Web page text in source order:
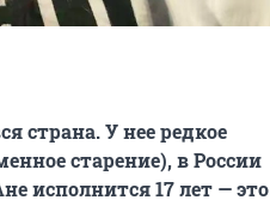
страна. У нее редкое
старение), в России
исполнится 17 лет — это